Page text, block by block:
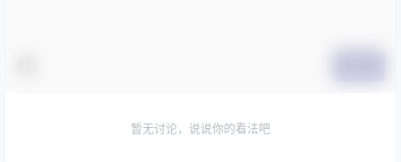
暂无讨论，说说你的看法吧